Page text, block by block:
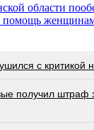
области
помощь
с критикой
получил штраф